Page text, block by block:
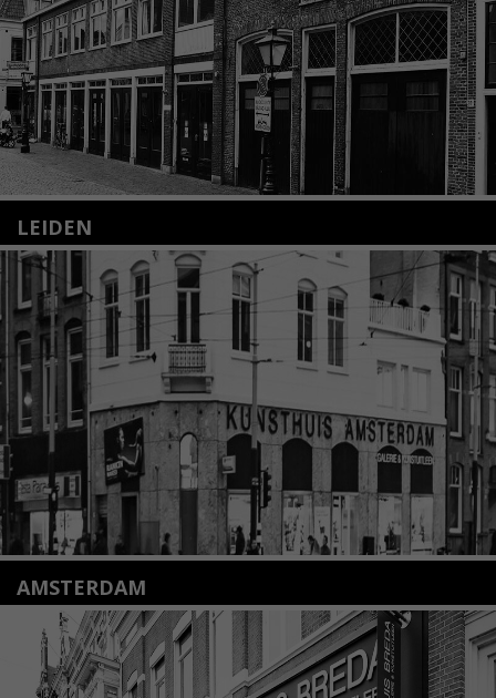
LEIDEN
Nieuwstraat 35
2312 KA Leiden
+31(0)71 – 52 84 480
info@kunsthuisleiden.nl
Lees meer
AMSTERDAM
Amstelveenseweg 135
1075 VX Amsterdam
+31 (0)20 2332546
info@kunsthuisamsterdam.nl